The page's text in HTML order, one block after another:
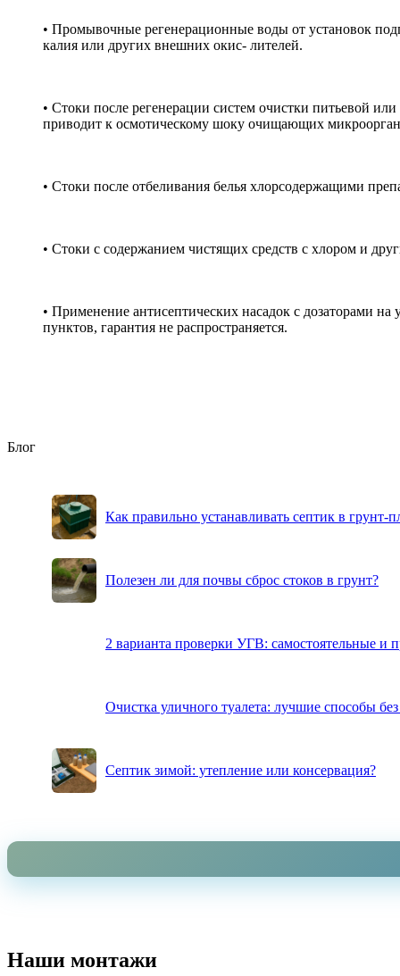
• Промывочные регенерационные воды от установок
калия или других внешних окис- лителей.
• Стоки после регенерации систем очистки питьевой
приводит к осмотическому шоку очищающих
• Стоки после отбеливания белья хлорсодержащими
• Стоки с содержанием чистящих средств с хлором и
• Применение антисептических насадок с дозаторами
пунктов, гарантия не распространяется.
Блог
Как правильно устанавливать септик в грунт-
Полезен ли для почвы сброс стоков в грунт?
2 варианта проверки УГВ: самостоятельные и
Очистка уличного туалета: лучшие способы
Септик зимой: утепление или консервация?
Наши монтажи